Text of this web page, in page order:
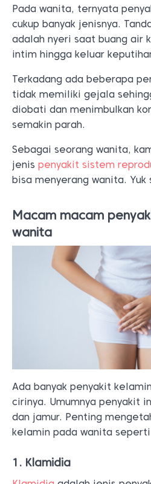
Pada wanita, ternyata
cukup banyak jenisnya.
adalah nyeri saat buang air
intim hingga keluar
Terkadang ada beberapa
tidak memiliki gejala
diobati dan menimbulkan
semakin parah.
Sebagai seorang wanita,
jenis penyakit sistem
bisa menyerang wanita. Yuk
Macam macam
wanita
Ada banyak penyakit
cirinya. Umumnya penyakit
dan jamur. Penting
kelamin pada wanita
1. Klamidia